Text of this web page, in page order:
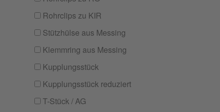
Rohrclips zu KIR
Stützhülse aus Messing
Klemmring aus Messing
Kupplungsstück
Kupplungsstück reduziert
T-Stück / AG